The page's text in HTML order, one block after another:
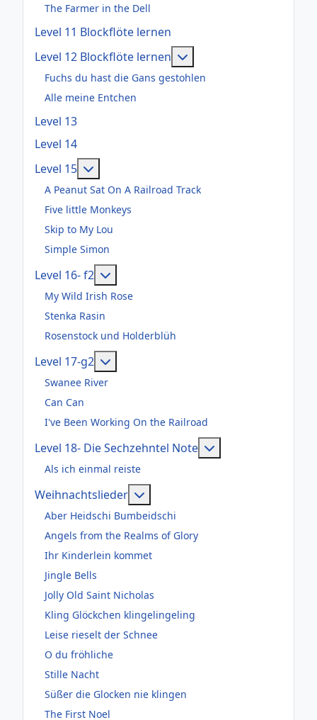
The Farmer in the Dell
Level 11 Blockflöte lernen
Level 12 Blockflöte lernen
Fuchs du hast die Gans gestohlen
Alle meine Entchen
Level 13
Level 14
Level 15
A Peanut Sat On A Railroad Track
Five little Monkeys
Skip to My Lou
Simple Simon
Level 16- f2
My Wild Irish Rose
Stenka Rasin
Rosenstock und Holderblüh
Level 17-g2
Swanee River
Can Can
I've Been Working On the Railroad
Level 18- Die Sechzehntel Note
Als ich einmal reiste
Weihnachtslieder
Aber Heidschi Bumbeidschi
Angels from the Realms of Glory
Ihr Kinderlein kommet
Jingle Bells
Jolly Old Saint Nicholas
Kling Glöckchen klingelingeling
Leise rieselt der Schnee
O du fröhliche
Stille Nacht
Süßer die Glocken nie klingen
The First Noel